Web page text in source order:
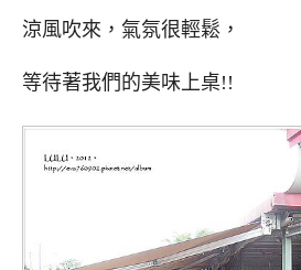
涼風吹來，氣氛很輕鬆，
等待著我們的美味上桌!!